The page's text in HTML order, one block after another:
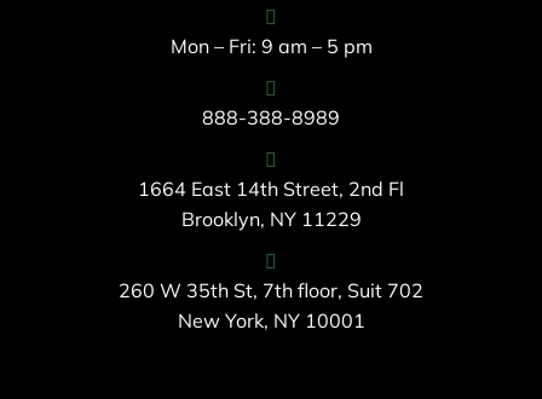
Mon – Fri: 9 am – 5 pm
888-388-8989
1664 East 14th Street, 2nd Fl
Brooklyn, NY 11229
260 W 35th St, 7th floor, Suit 702
New York, NY 10001